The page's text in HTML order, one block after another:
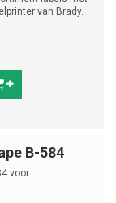
van Brady.
B-584
voor